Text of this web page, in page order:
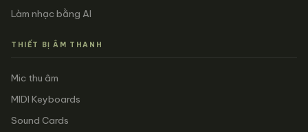
Làm nhạc bằng AI
THIẾT BỊ ÂM THANH
Mic thu âm
MIDI Keyboards
Sound Cards